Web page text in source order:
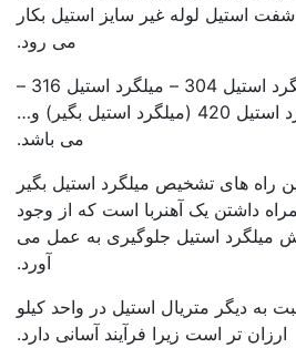
استیل لوله غیر سایز استیل بکار
می رود.
در بازار ایران شامل میلگرد استیل 304 – میلگرد استیل 316 –
میلگرد استیل 201-میلگرد استیل 420 (میلگرد استیل بگیر) و…
می باشد.
راه های تشخیص میلگرد استیل بگیر
داشتن یک آهنربا است که از وجود
میلگرد استیل جلوگیری به عمل می
آورد.
به دیگر متریال استیل در واحد کیلو
ارزان تر است زیرا فرآیند آسانی دارد.